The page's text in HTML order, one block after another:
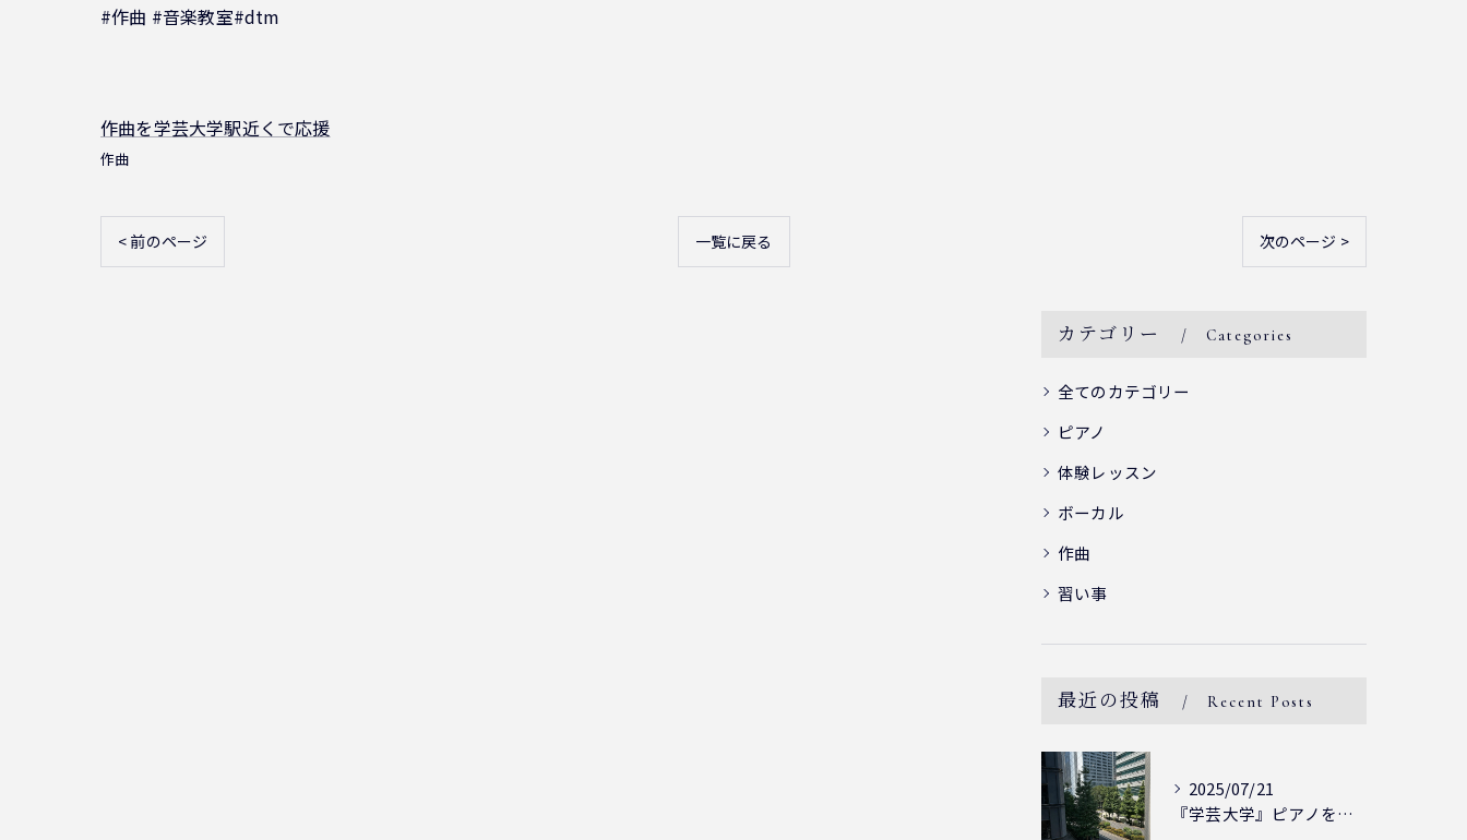
#作曲 #音楽教室#dtm
作曲を学芸大学駅近くで応援
作曲
< 前のページ 一覧に戻る 次のページ >
カテゴリー Categories
全てのカテゴリー
ピアノ
体験レッスン
ボーカル
作曲
習い事
最近の投稿 Recent Posts
2025/07/21
『学芸大学』ピアノを弾ける喜び - シェリー・アーツ音楽教室...